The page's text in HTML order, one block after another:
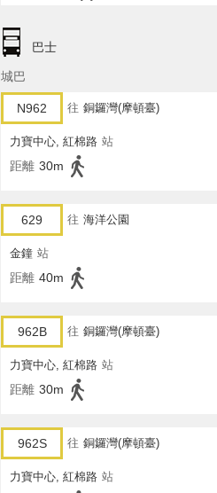
巴士
城巴
N962 往 銅鑼灣(摩頓臺)
力寶中心, 紅棉路 站
距離 30m
629 往 海洋公園
金鐘 站
距離 40m
962B 往 銅鑼灣(摩頓臺)
力寶中心, 紅棉路 站
距離 30m
962S 往 銅鑼灣(摩頓臺)
力寶中心, 紅棉路 站